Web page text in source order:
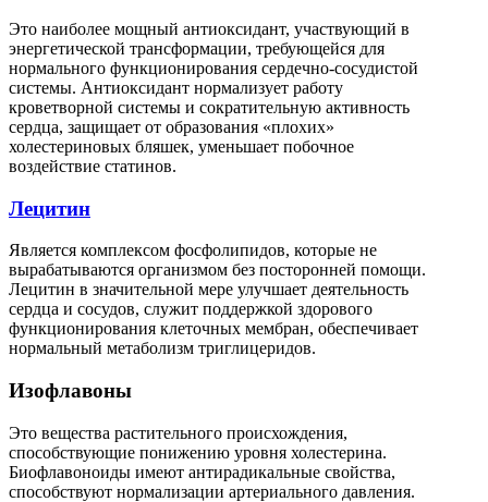
Это наиболее мощный антиоксидант, участвующий в
энергетической трансформации, требующейся для
нормального функционирования сердечно-сосудистой
системы. Антиоксидант нормализует работу
кроветворной системы и сократительную активность
сердца, защищает от образования «плохих»
холестериновых бляшек, уменьшает побочное
воздействие статинов.
Лецитин
Является комплексом фосфолипидов, которые не
вырабатываются организмом без посторонней помощи.
Лецитин в значительной мере улучшает деятельность
сердца и сосудов, служит поддержкой здорового
функционирования клеточных мембран, обеспечивает
нормальный метаболизм триглицеридов.
Изофлавоны
Это вещества растительного происхождения,
способствующие понижению уровня холестерина.
Биофлавоноиды имеют антирадикальные свойства,
способствуют нормализации артериального давления.